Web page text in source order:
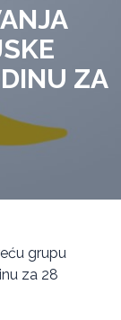
ZA
grupu
za 28